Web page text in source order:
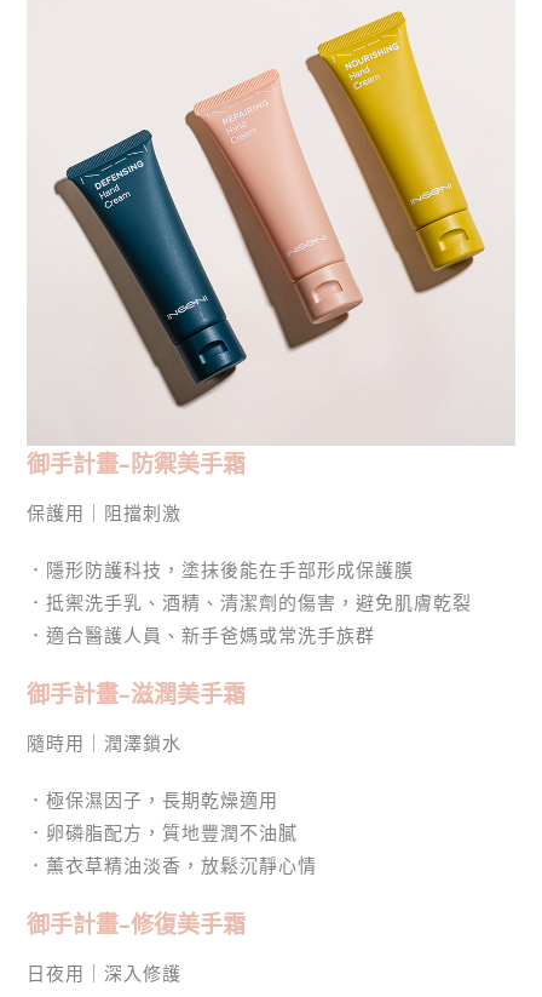
御手計畫–防禦美手霜
保護用｜阻擋刺激​
．隱形防護科技，塗抹後能在手部形成保護膜
．抵禦洗手乳、酒精、清潔劑的傷害，避免肌膚乾裂
．適合醫護人員、新手爸媽或常洗手族群
御手計畫–滋潤美手霜
隨時用｜潤澤鎖水
．極保濕因子，長期乾燥適用
．卵磷脂配方，質地豐潤不油膩
．薰衣草精油淡香，放鬆沉靜心情
御手計畫–修復美手霜
日夜用｜深入修護